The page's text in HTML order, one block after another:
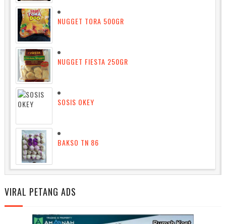
NUGGET TORA 500GR
NUGGET FIESTA 250GR
SOSIS OKEY
BAKSO TN 86
VIRAL PETANG ADS